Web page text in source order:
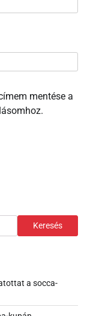
mentése a
Keresés
a socca-